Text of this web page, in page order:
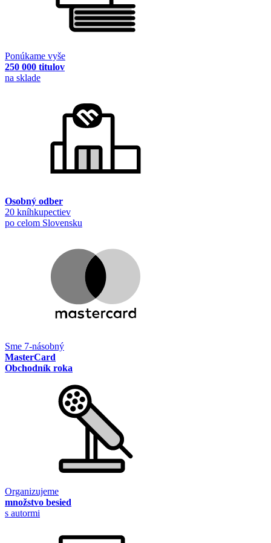
Ponúkame vyše
250 000 titulov
na sklade
Osobný odber
20 kníhkupectiev
po celom Slovensku
Sme 7-násobný
MasterCard
Obchodník roka
Organizujeme
množstvo besied
s autormi